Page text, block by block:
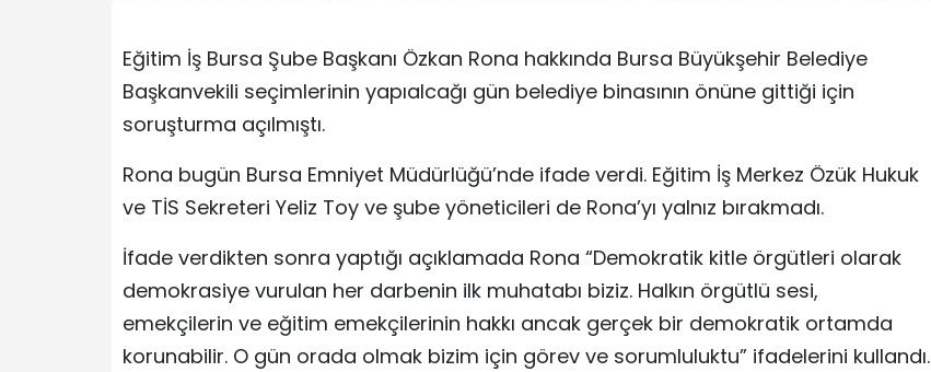
Eğitim İş Bursa Şube Başkanı Özkan Rona hakkında Bursa Büyükşehir Belediye
Başkanvekili seçimlerinin yapıalcağı gün belediye binasının önüne gittiği için
soruşturma açılmıştı.
Rona bugün Bursa Emniyet Müdürlüğü’nde ifade verdi. Eğitim İş Merkez Özük Hukuk
ve TİS Sekreteri Yeliz Toy ve şube yöneticileri de Rona’yı yalnız bırakmadı.
İfade verdikten sonra yaptığı açıklamada Rona “Demokratik kitle örgütleri olarak
demokrasiye vurulan her darbenin ilk muhatabı biziz. Halkın örgütlü sesi,
emekçilerin ve eğitim emekçilerinin hakkı ancak gerçek bir demokratik ortamda
korunabilir. O gün orada olmak bizim için görev ve sorumluluktu” ifadelerini kullandı.